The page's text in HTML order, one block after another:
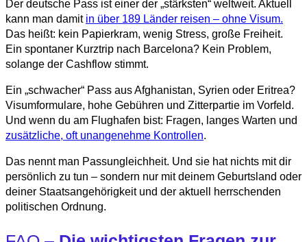
Der deutsche Pass ist einer der „stärksten“ weltweit. Aktuell
kann man damit in über 189 Länder reisen – ohne Visum.
Das heißt: kein Papierkram, wenig Stress, große Freiheit.
Ein spontaner Kurztrip nach Barcelona? Kein Problem,
solange der Cashflow stimmt.
Ein „schwacher“ Pass aus Afghanistan, Syrien oder Eritrea?
Visumformulare, hohe Gebühren und Zitterpartie im Vorfeld.
Und wenn du am Flughafen bist: Fragen, langes Warten und
zusätzliche, oft unangenehme Kontrollen.
Das nennt man Passungleichheit. Und sie hat nichts mit dir
persönlich zu tun – sondern nur mit deinem Geburtsland oder
deiner Staatsangehörigkeit und der aktuell herrschenden
politischen Ordnung.